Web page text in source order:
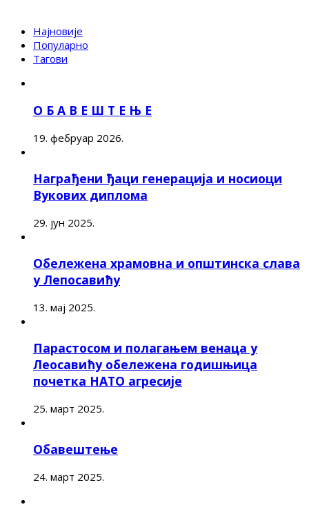
Најновије
Популарно
Тагови
О Б А В Е Ш Т Е Њ Е
19. фебруар 2026.
Награђени ђаци генерација и носиоци
Вукових диплома
29. јун 2025.
Обележена храмовна и општинска слава
у Лепосавићу
13. мај 2025.
Парастосом и полагањем венаца у
Леосавићу обележена годишњица
почетка НАТО агресије
25. март 2025.
Обавештење
24. март 2025.